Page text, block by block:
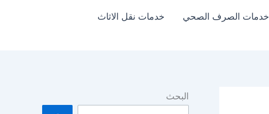
خدمات الصرف الصحي
خدمات نقل الاثاث
البحث